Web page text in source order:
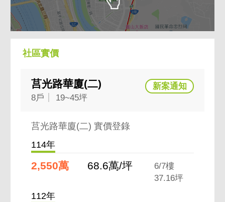
社區實價
莒光路華廈(二)
8戶 19~45坪
莒光路華廈(二) 實價登錄
114年
2,550萬 68.6萬/坪
6/7樓
37.16坪
112年